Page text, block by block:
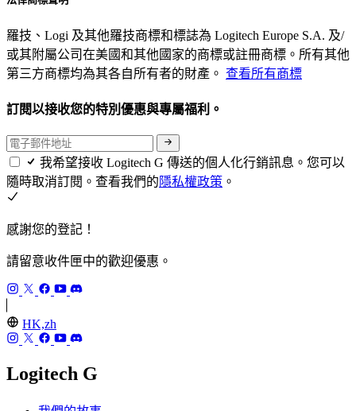
羅技、Logi 及其他羅技商標和標誌為 Logitech Europe S.A. 及/
或其附屬公司在美國和其他國家的商標或註冊商標。所有其他
第三方商標均為其各自所有者的財產。 查看所有商標
訂閱以接收您的特別優惠與專屬福利。
我希望接收 Logitech G 傳送的個人化行銷訊息。您可以
隨時取消訂閱。查看我們的隱私權政策 。
感謝您的登記！
請留意收件匣中的歡迎優惠。
HK,zh
Logitech G